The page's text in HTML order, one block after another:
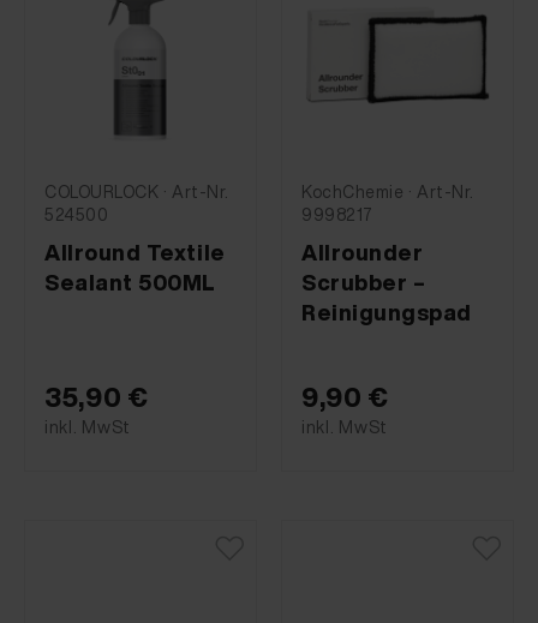
COLOURLOCK · Art-Nr.
524500
Allround Textile
Sealant 500ML
35,90 €
inkl. MwSt
KochChemie · Art-Nr.
9998217
Allrounder
Scrubber –
Reinigungspad
9,90 €
inkl. MwSt